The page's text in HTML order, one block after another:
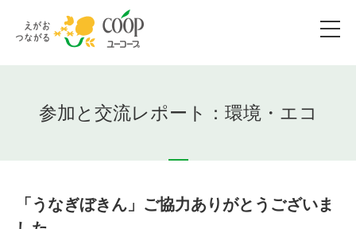
参加と交流レポート：環境・エコ
「うなぎぼきん」ご協力ありがとうございま